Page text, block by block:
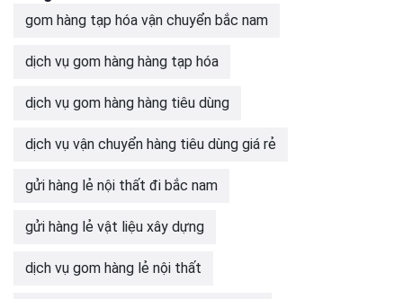
gom hàng tạp hóa vận chuyển bắc nam
dịch vụ gom hàng hàng tạp hóa
dịch vụ gom hàng hàng tiêu dùng
dịch vụ vận chuyển hàng tiêu dùng giá rẻ
gửi hàng lẻ nội thất đi bắc nam
gửi hàng lẻ vật liệu xây dựng
dịch vụ gom hàng lẻ nội thất